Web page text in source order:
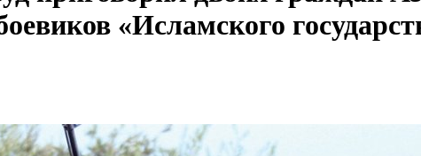
«Исламского